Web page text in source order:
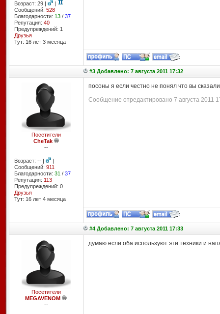
Возраст: 29 |
|
Сообщений: 528
Благодарности: 13/ 37
Репутация: 40
Предупреждений: 1
Друзья
Тут: 16 лет 3 месяцa
#3 Добавлено: 7 августа 2011 17:32
Посетители
CheTak
--
Возраст: -- |
|
Сообщений: 911
Благодарности: 31 / 37
Репутация: 113
Предупреждений: 0
Друзья
Тут: 16 лет 4 месяцa
посоны я если честно не понял что вы
Сообщение отредактировано 7 августа 2011
#4 Добавлено: 7 августа 2011 17:33
Посетители
MEGAVENOM
--
думаю если оба используют эти техники и